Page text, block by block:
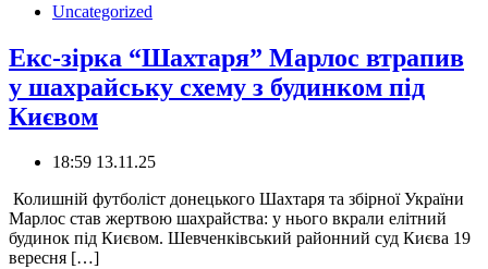
Uncategorized
Екс-зірка “Шахтаря” Марлос втрапив
у шахрайську схему з будинком під
Києвом
18:59 13.11.25
️ Колишній футболіст донецького Шахтаря та збірної України
Марлос став жертвою шахрайства: у нього вкрали елітний
будинок під Києвом. Шевченківський районний суд Києва 19
вересня […]